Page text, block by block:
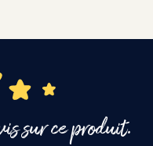
sur ce produit.